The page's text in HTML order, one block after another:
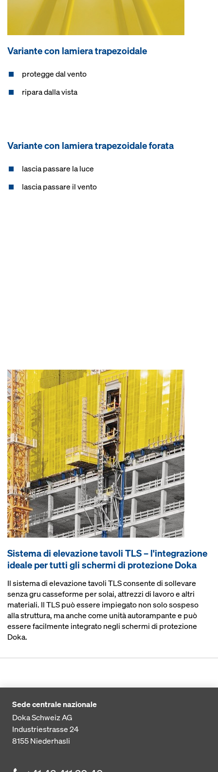
Variante con lamiera trapezoidale
protegge dal vento
ripara dalla vista
Variante con lamiera trapezoidale forata
lascia passare la luce
lascia passare il vento
Sistema di elevazione tavoli TLS – l'integrazione
ideale per tutti gli schermi di protezione Doka
Il sistema di elevazione tavoli TLS consente di sollevare
senza gru casseforme per solai, attrezzi di lavoro e altri
materiali. Il TLS può essere impiegato non solo sospeso
alla struttura, ma anche come unità autorampante e può
essere facilmente integrato negli schermi di protezione
Doka.
Sede centrale nazionale
Doka Schweiz AG
Industriestrasse 24
8155Niederhasli